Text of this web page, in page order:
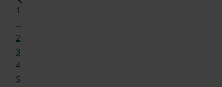
1
...
2
3
4
5